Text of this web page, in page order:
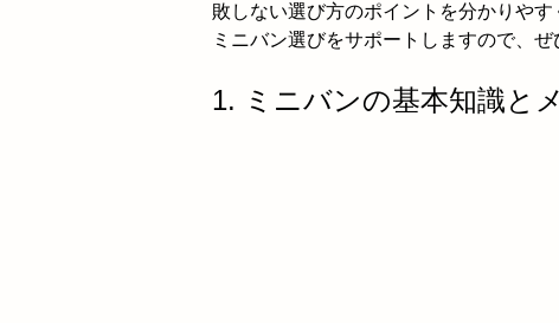
敗しない選び方のポイントを分かりや
ミニバン選びをサポートしますので、ぜ
1. ミニバンの基本知識と